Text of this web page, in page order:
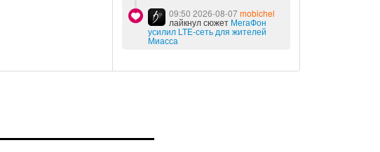
09:50 2026-08-07mobichel
лайкнул сюжет МегаФон
усилил LTE-сеть для жителей
Миасса